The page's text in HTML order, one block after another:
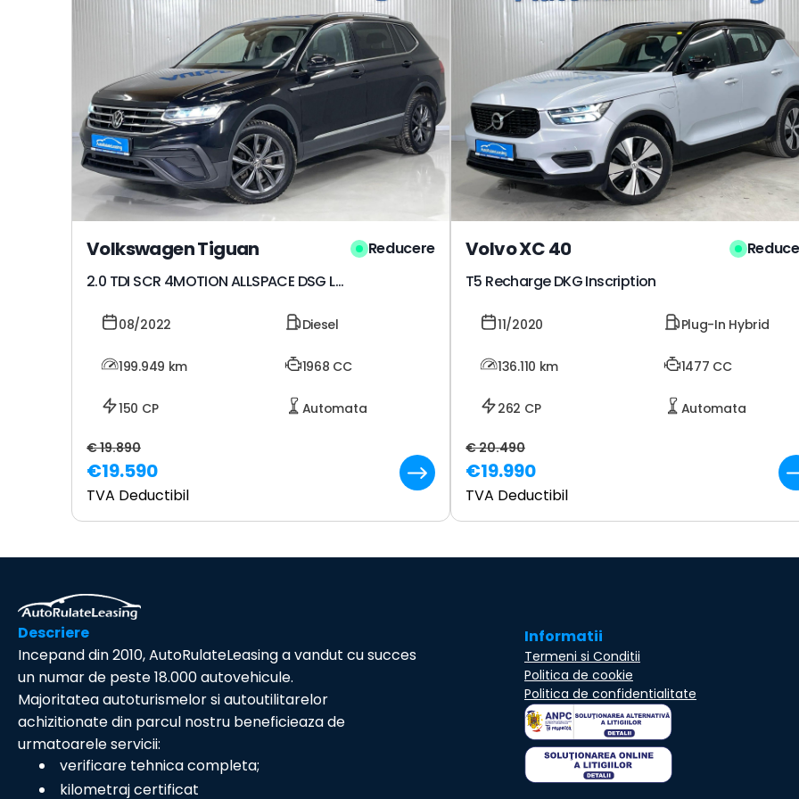
Volkswagen Tiguan
2.0 TDI SCR 4MOTION ALLSPACE DSG Life
Reducere
08/2022 Diesel
199.949 km 1968 CC
150 CP Automata
€ 19.890
€19.590
TVA Deductibil
Volvo XC 40
T5 Recharge DKG Inscription
11/2020 Plug-In Hybrid
136.110 km 1477 CC
262 CP Automata
€ 20.490
€19.990
TVA Deductibil
Descriere
Incepand din 2010, AutoRulateLeasing a vandut cu succes
un numar de peste 18.000 autovehicule.
Majoritatea autoturismelor si autoutilitarelor
achizitionate din parcul nostru beneficieaza de
urmatoarele servicii:
verificare tehnica completa;
kilometraj certificat
Informatii
Termeni si Conditii
Politica de cookie
Politica de confidentialitate